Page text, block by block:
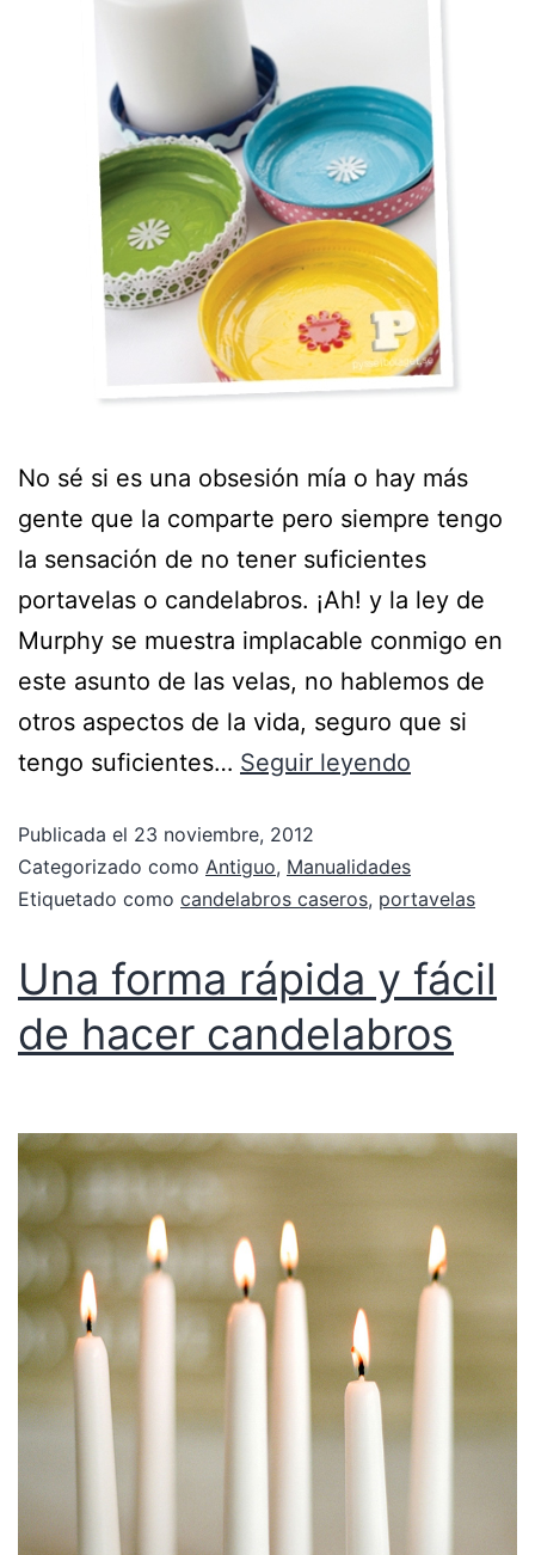
No sé si es una obsesión mía o hay más
gente que la comparte pero siempre tengo
la sensación de no tener suficientes
portavelas o candelabros. ¡Ah! y la ley de
Murphy se muestra implacable conmigo en
este asunto de las velas, no hablemos de
otros aspectos de la vida, seguro que si
tengo suficientes… Seguir leyendo
Publicada el 23 noviembre, 2012
Categorizado como Antiguo, Manualidades
Etiquetado como candelabros caseros, portavelas
Una forma rápida y fácil
de hacer candelabros